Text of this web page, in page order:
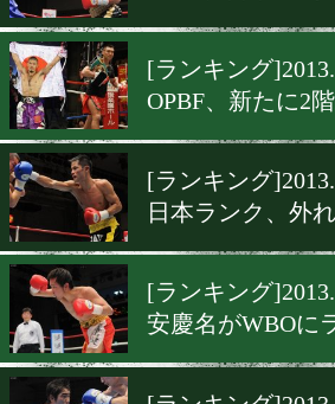
日本ランク
[ランキング
[ランキング
WBA、日
[ランキング